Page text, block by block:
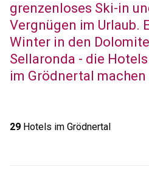
grenzenloses Ski-in
Vergnügen im Urlaub.
Winter in den
Sellaronda - die
im Grödnertal
29Hotels im Grödnertal